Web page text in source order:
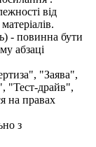
від
- повинна бути
абзаці
"Заява",
"Тест-драйв",
на правах
з